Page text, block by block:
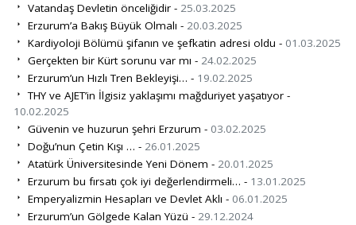
Vatandaş Devletin önceliğidir - 25.03.2025
Erzurum’a Bakış Büyük Olmalı - 20.03.2025
Kardiyoloji Bölümü şifanın ve şefkatin adresi oldu - 01.03.2025
Gerçekten bir Kürt sorunu var mı - 24.02.2025
Erzurum’un Hızlı Tren Bekleyişi… - 19.02.2025
THY ve AJET’in İlgisiz yaklaşımı mağduriyet yaşatıyor -
10.02.2025
Güvenin ve huzurun şehri Erzurum - 03.02.2025
Doğu’nun Çetin Kışı … - 26.01.2025
Atatürk Üniversitesinde Yeni Dönem - 20.01.2025
Erzurum bu fırsatı çok iyi değerlendirmeli… - 13.01.2025
Emperyalizmin Hesapları ve Devlet Aklı - 06.01.2025
Erzurum’un Gölgede Kalan Yüzü - 29.12.2024